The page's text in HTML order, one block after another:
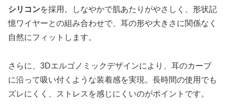
シリコンを採用。しなやかで肌あたりがやさしく、形状記
憶ワイヤーとの組み合わせで、耳の形や大きさに関係なく
自然にフィットします。
さらに、3Dエルゴノミックデザインにより、耳のカーブ
に沿って吸い付くような装着感を実現。長時間の使用でも
ズレにくく、ストレスを感じにくいのがポイントです。